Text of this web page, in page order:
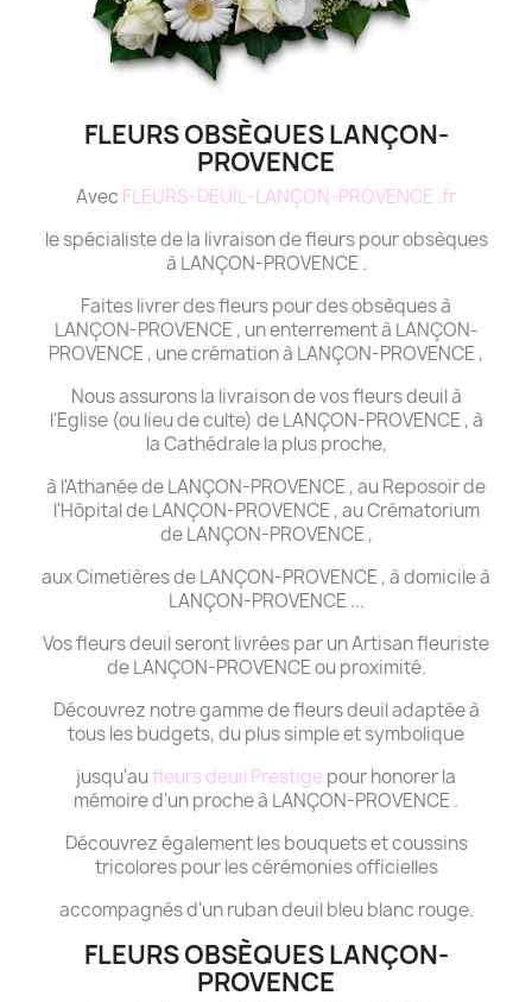
FLEURS OBSÈQUES LANÇON-
PROVENCE
Avec FLEURS-DEUIL-LANÇON-PROVENCE .fr
le spécialiste de la livraison de fleurs pour obsèques
à LANÇON-PROVENCE .
Faites livrer des fleurs pour des obsèques à
LANÇON-PROVENCE , un enterrement à LANÇON-
PROVENCE , une crémation à LANÇON-PROVENCE ,
Nous assurons la livraison de vos fleurs deuil à
l'Eglise (ou lieu de culte) de LANÇON-PROVENCE , à
la Cathédrale la plus proche,
à l'Athanée de LANÇON-PROVENCE , au Reposoir de
l'Hôpital de LANÇON-PROVENCE , au Crématorium
de LANÇON-PROVENCE ,
aux Cimetières de LANÇON-PROVENCE , à domicile à
LANÇON-PROVENCE ...
Vos fleurs deuil seront livrées par un Artisan fleuriste
de LANÇON-PROVENCE ou proximité.
Découvrez notre gamme de fleurs deuil adaptée à
tous les budgets, du plus simple et symbolique
jusqu'aufleurs deuil Prestigepour honorer la
mémoire d'un proche à LANÇON-PROVENCE .
Découvrez également les bouquets et coussins
tricolores pour les cérémonies officielles
accompagnés d'un ruban deuil bleu blanc rouge.
FLEURS OBSÈQUES LANÇON-
PROVENCE